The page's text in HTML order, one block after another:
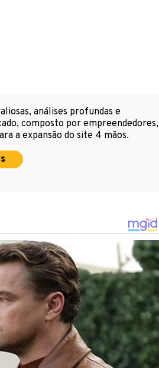
análises profundas e
composto por empreendedores,
a expansão do site 4 mãos.